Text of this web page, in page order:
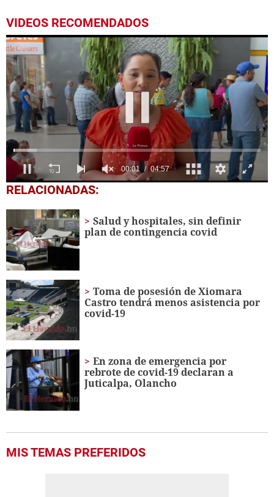
VIDEOS RECOMENDADOS
0
seconds
minutes,
57
seconds
RELACIONADAS:
Salud y hospitales, sin definir
plan de contingencia covid
Toma de posesión de Xiomara
Castro tendrá menos asistencia por
covid-19
En zona de emergencia por
rebrote de covid-19 declaran a
Juticalpa, Olancho
MIS TEMAS PREFERIDOS